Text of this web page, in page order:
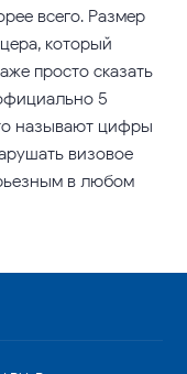
всего. Размер
который
просто сказать
5
называют цифры
визовое
в любом